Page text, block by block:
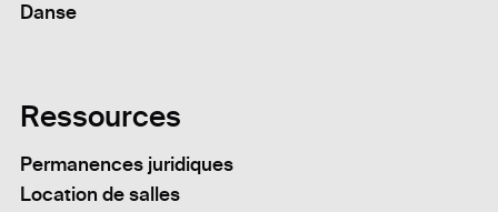
Danse
Ressources
Permanences juridiques
Location de salles